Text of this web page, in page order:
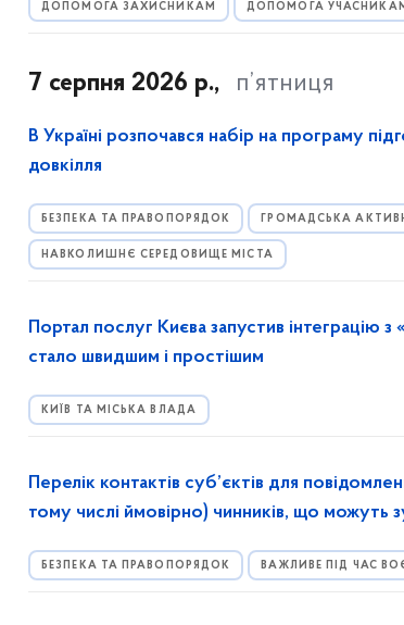
ДОПОМОГА ЗАХИСНИКАМ ДОПОМОГА
7 серпня 2026 р., п’ятниця
В Україні розпочався набір на програму
довкілля
БЕЗПЕКА ТА ПРАВОПОРЯДОК ГРОМАДСЬКА
НАВКОЛИШНЄ СЕРЕДОВИЩЕ МІСТА
Портал послуг Києва запустив
стало швидшим і простішим
КИЇВ ТА МІСЬКА ВЛАДА
Перелік контактів суб’єктів для
тому числі ймовірно) чинників, що можуть
БЕЗПЕКА ТА ПРАВОПОРЯДОК ВАЖЛИВЕ ПІД ЧАС